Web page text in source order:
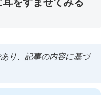
り、記事の内容に基づ